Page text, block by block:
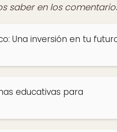
saber en los
Una inversión en tu
educativas para